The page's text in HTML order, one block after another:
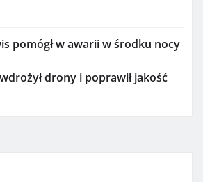
pomógł w awarii w środku nocy
drony i poprawił jakość